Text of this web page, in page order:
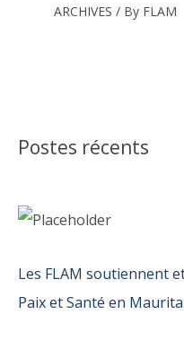
ARCHIVES / By FLAM
Postes récents
Les FLAM soutiennent
Paix et Santé en